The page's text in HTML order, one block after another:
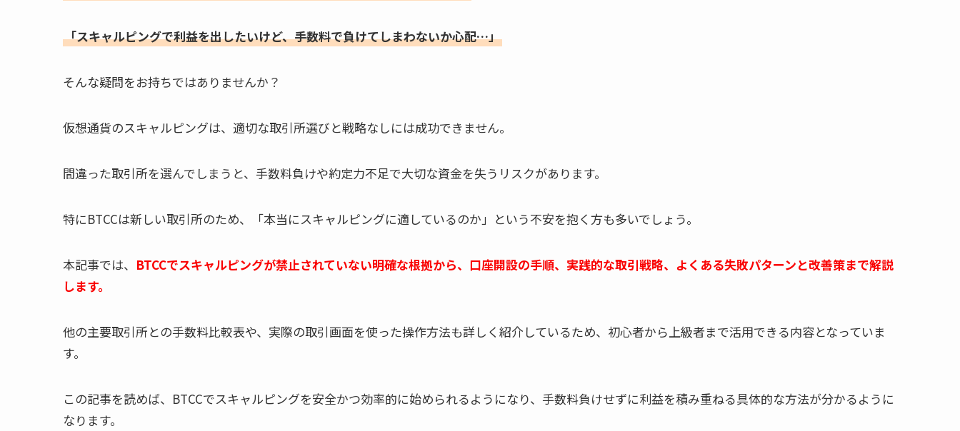
「スキャルピングで利益を出したいけど、手数料で負けてしまわないか心配…」
そんな疑問をお持ちではありませんか？
仮想通貨のスキャルピングは、適切な取引所選びと戦略なしには成功できません。
間違った取引所を選んでしまうと、手数料負けや約定力不足で大切な資金を失うリスクがあります。
特にBTCCは新しい取引所のため、「本当にスキャルピングに適しているのか」という不安を抱く方も多いでしょう。
本記事では、 BTCCでスキャルピングが禁止されていない明確な根拠から、口座開設の手順、実践的な取引戦略、よくある失敗パターンと改善策まで解説
します。
他の主要取引所との手数料比較表や、実際の取引画面を使った操作方法も詳しく紹介しているため、初心者から上級者まで活用できる内容となっていま
す。
この記事を読めば、BTCCでスキャルピングを安全かつ効率的に始められるようになり、手数料負けせずに利益を積み重ねる具体的な方法が分かるように
なります。